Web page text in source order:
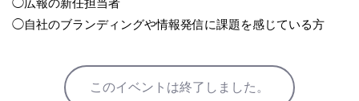
◯自社のブランディングや情報発信に課題を感じている方
このイベントは終了しました。